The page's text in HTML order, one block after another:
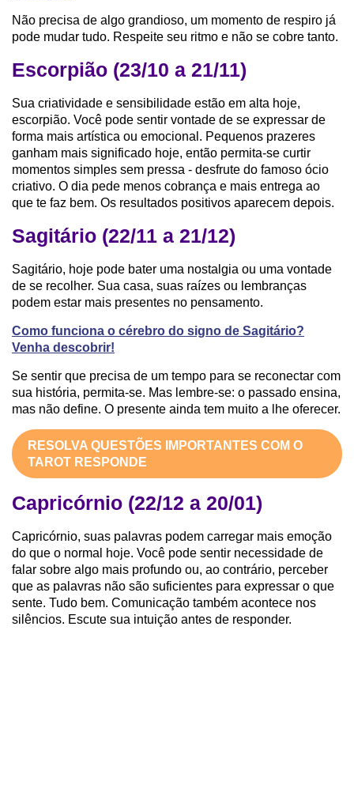
Não precisa de algo grandioso, um momento de respiro já
pode mudar tudo. Respeite seu ritmo e não se cobre tanto.
Escorpião (23/10 a 21/11)
Sua criatividade e sensibilidade estão em alta hoje,
escorpião. Você pode sentir vontade de se expressar de
forma mais artística ou emocional. Pequenos prazeres
ganham mais significado hoje, então permita-se curtir
momentos simples sem pressa - desfrute do famoso ócio
criativo. O dia pede menos cobrança e mais entrega ao
que te faz bem. Os resultados positivos aparecem depois.
Sagitário (22/11 a 21/12)
Sagitário, hoje pode bater uma nostalgia ou uma vontade
de se recolher. Sua casa, suas raízes ou lembranças
podem estar mais presentes no pensamento.
Como funciona o cérebro do signo de Sagitário?
Venha descobrir!
Se sentir que precisa de um tempo para se reconectar com
sua história, permita-se. Mas lembre-se: o passado ensina,
mas não define. O presente ainda tem muito a lhe oferecer.
RESOLVA QUESTÕES IMPORTANTES COM O
TAROT RESPONDE
Capricórnio (22/12 a 20/01)
Capricórnio, suas palavras podem carregar mais emoção
do que o normal hoje. Você pode sentir necessidade de
falar sobre algo mais profundo ou, ao contrário, perceber
que as palavras não são suficientes para expressar o que
sente. Tudo bem. Comunicação também acontece nos
silêncios. Escute sua intuição antes de responder.